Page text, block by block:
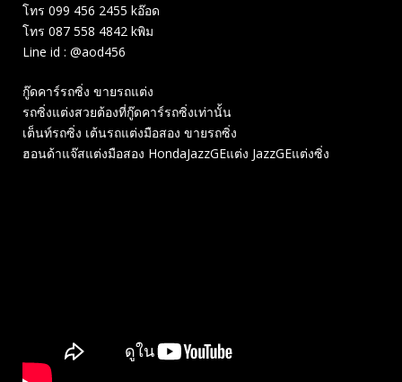
โทร 099 456 2455 kอ๊อด
โทร 087 558 4842 kพิม
Line id : @aod456
กู๊ดคาร์รถซิ่ง ขายรถแต่ง
รถซิ่งแต่งสวยต้องที่กู๊ดคาร์รถซิ่งเท่านั้น
เต็นท์รถซิ่ง เต้นรถแต่งมือสอง ขายรถซิ่ง
ฮอนด้าแจ๊สแต่งมือสอง HondaJazzGEแต่ง JazzGEแต่งซิ่ง